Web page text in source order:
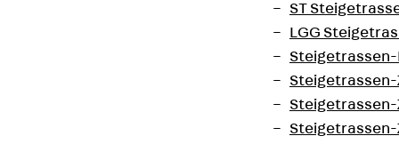
ST
LGG
Steigetrassen-
Steigetrassen-
Steigetrassen-